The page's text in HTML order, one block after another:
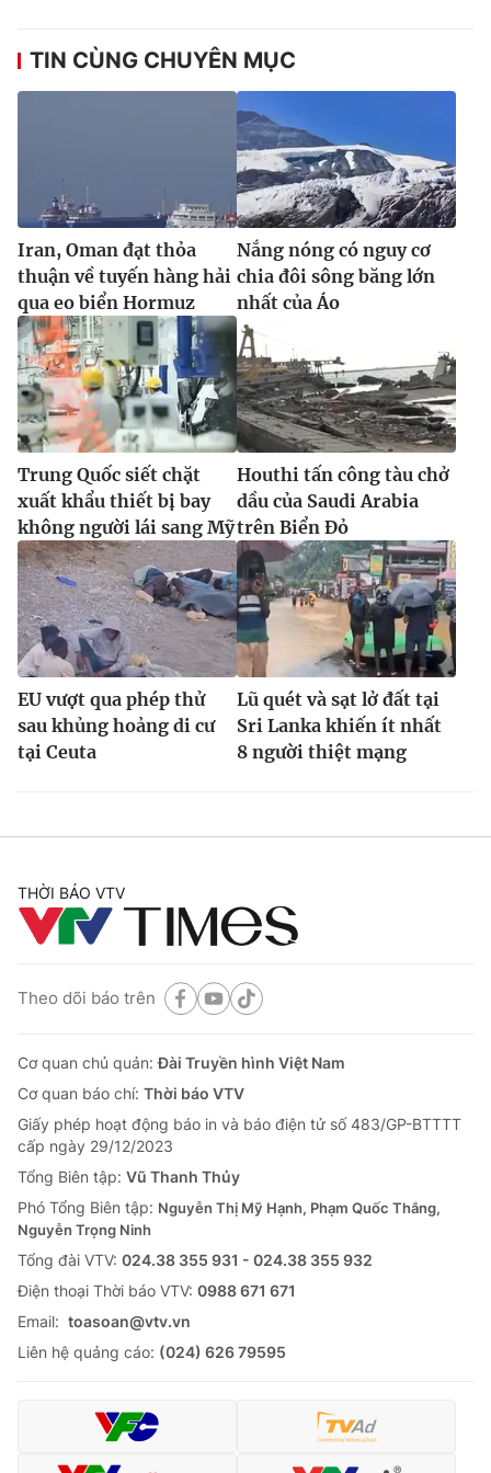
TIN CÙNG CHUYÊN MỤC
Iran, Oman đạt thỏa
thuận về tuyến hàng hải
qua eo biển Hormuz
Nắng nóng có nguy cơ
chia đôi sông băng lớn
nhất của Áo
Trung Quốc siết chặt
xuất khẩu thiết bị bay
không người lái sang Mỹ
Houthi tấn công tàu chở
dầu của Saudi Arabia
trên Biển Đỏ
EU vượt qua phép thử
sau khủng hoảng di cư
tại Ceuta
Lũ quét và sạt lở đất tại
Sri Lanka khiến ít nhất
8 người thiệt mạng
THỜI BÁO VTV
Theo dõi báo trên
Cơ quan chủ quản:Đài Truyền hình Việt Nam
Cơ quan báo chí: Thời báo VTV
Giấy phép hoạt động báo in và báo điện tử số 483/GP-BTTTT
cấp ngày 29/12/2023
Tổng Biên tập: Vũ Thanh Thủy
Phó Tổng Biên tập: Nguyễn Thị Mỹ Hạnh, Phạm Quốc Thắng,
Nguyễn Trọng Ninh
Tổng đài VTV: 024.38 355 931 - 024.38 355 932
Ðiện thoại Thời báo VTV: 0988 671 671
Email: toasoan@vtv.vn
Liên hệ quảng cáo: (024) 626 79595